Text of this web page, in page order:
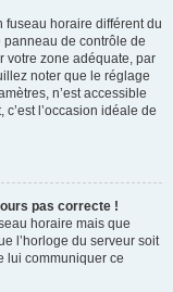
fuseau horaire différent du
de contrôle de
votre zone adéquate, par
noter que le réglage
n’est accessible
l’occasion idéale de
pas correcte !
horaire mais que
l’horloge du serveur soit
lui communiquer ce